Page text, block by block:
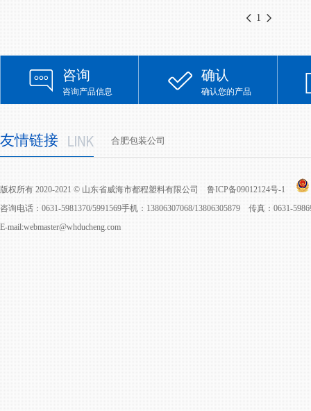
1
咨询
咨询产品信息
确认
确认您的产品
友情链接 合肥包装公司
版权所有 2020-2021 © 山东省威海市都程塑料有限公司 鲁ICP备09012124号-1
咨询电话：0631-5981370/5991569手机：13806307068/13806305879 传真：0631-
E-mail:webmaster@whducheng.com